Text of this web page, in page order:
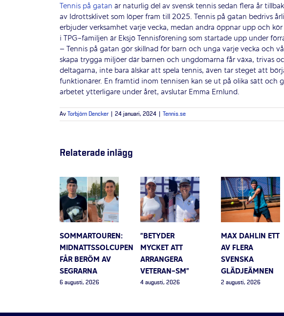
Tennis på gatan är naturlig del av svensk tennis sedan flera år
av Idrottsklivet som löper fram till 2025. Tennis på gatan bedrivs
erbjuder verksamhet varje vecka, medan andra öppnar upp och
i TPG-familjen är Eksjö Tennisförening som startade upp under
– Tennis på gatan gör skillnad för barn och unga varje vecka och
skapa trygga miljöer där barnen och ungdomarna får växa, trivas
deltagarna, inte bara älskar att spela tennis, även tar steget att
funktionärer. En framtid inom tennisen kan se ut på olika sätt
arbetet ytterligare under året, avslutar Emma Ernlund.
Av Torbjörn Dencker 24 januari, 2024 Tennis.se
Relaterade inlägg
SOMMARTOUREN:
MIDNATTSSOLCUPEN
FÅR BERÖM AV
SEGRARNA
6 augusti, 2026
”BETYDER
MYCKET ATT
ARRANGERA
VETERAN-SM”
4 augusti, 2026
MAX DAHLIN ETT
AV FLERA
SVENSKA
GLÄDJEÄMNEN
2 augusti, 2026